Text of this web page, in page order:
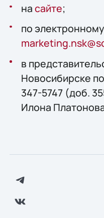
насайте;
по
в
Новосибирске
347-5747 (доб.
Илона